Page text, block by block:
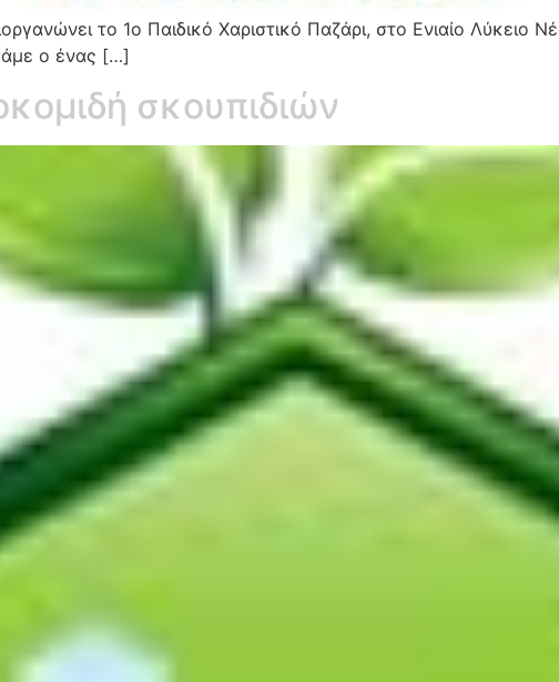
το 1ο Παιδικό Χαριστικό Παζάρι, στο Ενιαίο Λύκειο
ο ένας […]
σκουπιδιών